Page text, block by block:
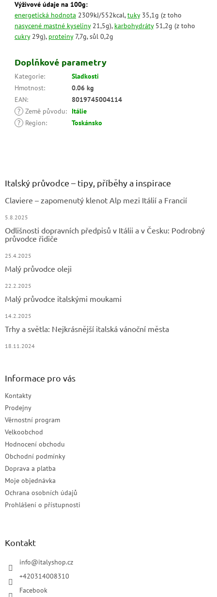
Výživové údaje na 100g:
energetická hodnota 2309kJ/552kcal,tuky35,1g (z toho
nasycené mastné kyseliny21,5g), karbohydráty51,2g (z toho
cukry29g), proteiny7,7g, sůl 0,2g
Doplňkové parametry
Kategorie:
Sladkosti
Hmotnost:
0.06 kg
EAN:
8019745004114
? Země původu:
Itálie
?
Region: Toskánsko
Italský průvodce – tipy, příběhy a inspirace
Claviere – zapomenutý klenot Alp mezi Itálií a Francií
5.8.2025
Odlišnosti dopravních předpisů v Itálii a v Česku: Podrobný
průvodce řidiče
25.4.2025
Malý průvodce oleji
22.2.2025
Malý průvodce italskými moukami
14.2.2025
Trhy a světla: Nejkrásnější italská vánoční města
18.11.2024
Informace pro vás
Kontakty
Prodejny
Věrnostní program
Velkoobchod
Hodnocení obchodu
Obchodní podmínky
Doprava a platba
Moje objednávka
Ochrana osobních údajů
Prohlášení o přístupnosti
Kontakt
info@italyshop.cz
+420314008310
Facebook